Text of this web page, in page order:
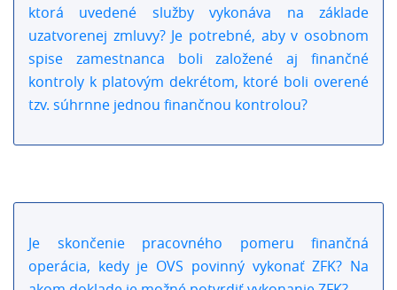
ktorá uvedené služby vykonáva na základe
uzatvorenej zmluvy? Je potrebné, aby v osobnom
spise zamestnanca boli založené aj finančné
kontroly k platovým dekrétom, ktoré boli overené
tzv. súhrnne jednou finančnou kontrolou?
Je skončenie pracovného pomeru finančná
operácia, kedy je OVS povinný vykonať ZFK? Na